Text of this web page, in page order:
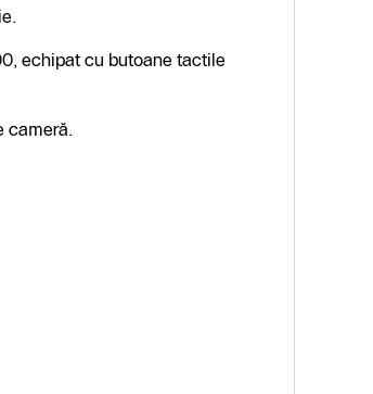
echipat cu butoane tactile
cameră.